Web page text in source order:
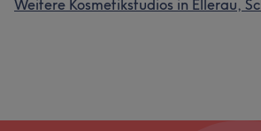
Weitere Kosmetikstudios in Ellerau,